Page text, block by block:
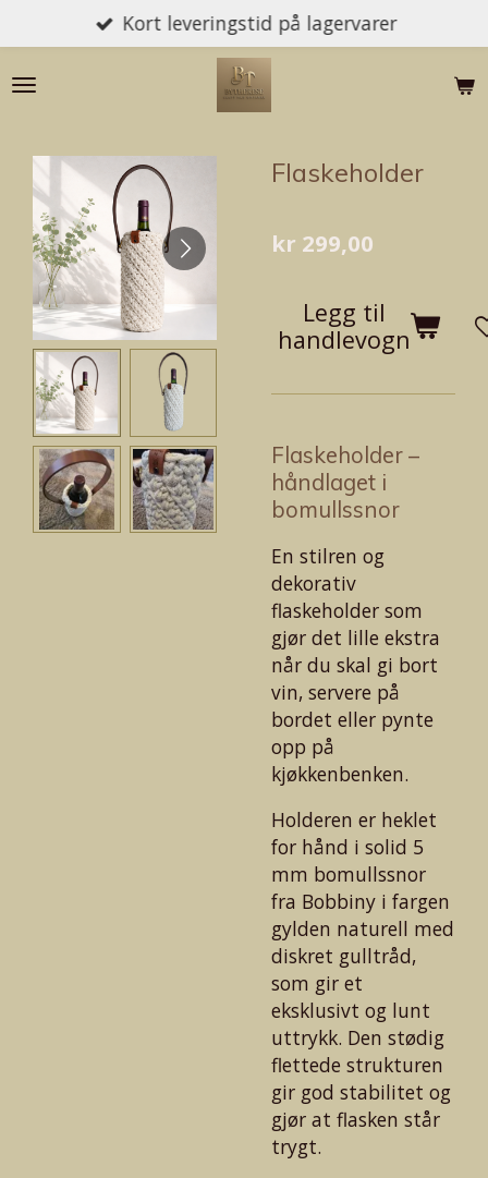
til
hovedinnhold
Kort leveringstid på lagervarer
Flaskeholder
kr 299,00
Legg til
handlevogn
Flaskeholder –
håndlaget i
bomullssnor
En stilren og
dekorativ
flaskeholder som
gjør det lille ekstra
når du skal gi bort
vin, servere på
bordet eller pynte
opp på
kjøkkenbenken.
Holderen er heklet
for hånd i solid 5
mm bomullssnor
fra Bobbiny i fargen
gylden naturell med
diskret gulltråd,
som gir et
eksklusivt og lunt
uttrykk. Den stødig
flettede strukturen
gir god stabilitet og
gjør at flasken står
trygt.